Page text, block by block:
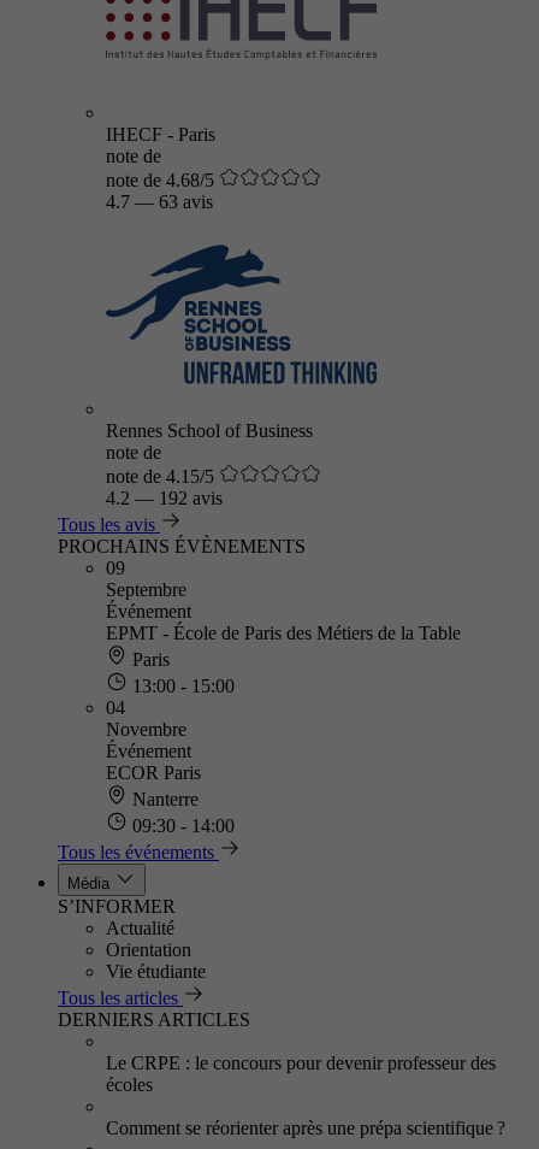
IHECF - Paris
note de
note de 4.68/5
4.7 — 63 avis
Rennes School of Business
note de
note de 4.15/5
4.2 — 192 avis
Tous les avis
PROCHAINS ÉVÈNEMENTS
09
Septembre
Événement
EPMT - École de Paris des Métiers de la Table
Paris
13:00 - 15:00
04
Novembre
Événement
ECOR Paris
Nanterre
09:30 - 14:00
Tous les événements
Média
S’INFORMER
Actualité
Orientation
Vie étudiante
Tous les articles
DERNIERS ARTICLES
Le CRPE : le concours pour devenir professeur des
écoles
Comment se réorienter après une prépa scientifique ?